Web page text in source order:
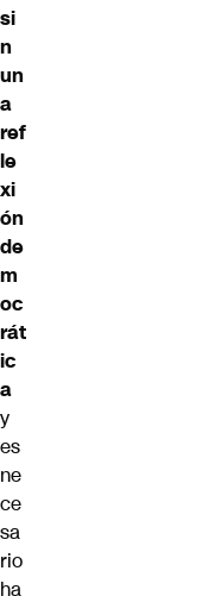
si
n
un
a
ref
le
xi
ón
de
m
oc
rát
ic
a
y
es
ne
ce
sa
rio
ha